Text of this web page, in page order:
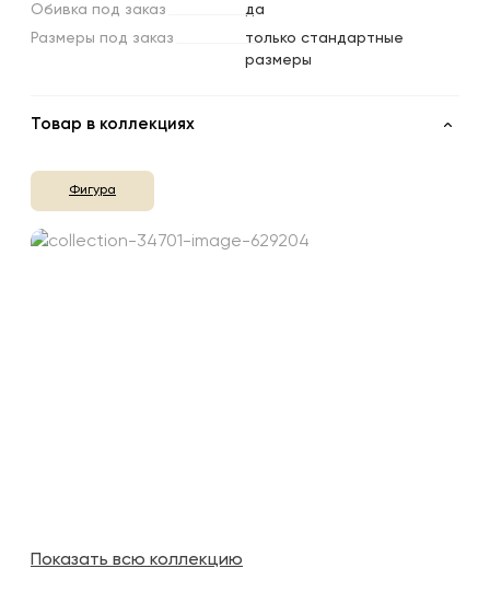
Обивка под заказ
да
Размеры под заказ
только стандартные
размеры
Товар в коллекциях
Фигура
Показать всю коллекцию